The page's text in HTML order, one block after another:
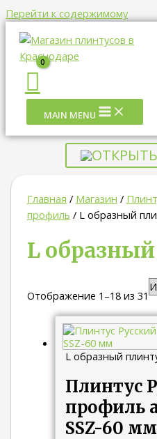
Перейти к содержимому
MAIN MENU
Главная / Магазин /
профиль / L образный
L
Отображение 1–18 из 31
L образный
Плинтус
профиль
SSZ-60 мм